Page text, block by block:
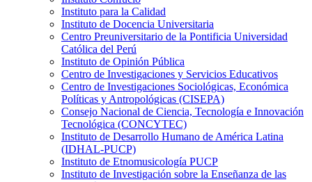
Instituto para la Calidad
Instituto de Docencia Universitaria
Centro Preuniversitario de la Pontificia Universidad
Católica del Perú
Instituto de Opinión Pública
Centro de Investigaciones y Servicios Educativos
Centro de Investigaciones Sociológicas, Económica
Políticas y Antropológicas (CISEPA)
Consejo Nacional de Ciencia, Tecnología e Innovación
Tecnológica (CONCYTEC)
Instituto de Desarrollo Humano de América Latina
(IDHAL-PUCP)
Instituto de Etnomusicología PUCP
Instituto de Investigación sobre la Enseñanza de las